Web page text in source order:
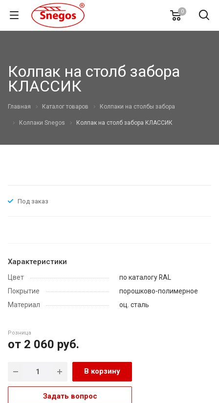
0
Колпак на столб забора
КЛАССИК
Главная Каталог товаров Колпаки на столбы забора
Колпаки Snegos Колпак на столб забора КЛАССИК
Под заказ
Характеристики
Цвет
по каталогу RAL
Покрытие
порошково-полимерное
Материал
оц. сталь
Розница
от 2 060 руб.
В корзину
Задать вопрос